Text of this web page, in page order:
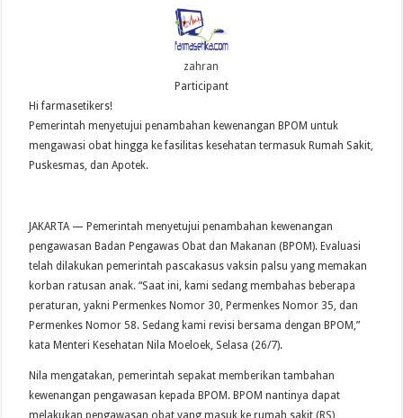
zahran
Participant
Hi farmasetikers!
Pemerintah menyetujui penambahan kewenangan BPOM untuk
mengawasi obat hingga ke fasilitas kesehatan termasuk Rumah Sakit,
Puskesmas, dan Apotek.
JAKARTA — Pemerintah menyetujui penambahan kewenangan
pengawasan Badan Pengawas Obat dan Makanan (BPOM). Evaluasi
telah dilakukan pemerintah pascakasus vaksin palsu yang memakan
korban ratusan anak. “Saat ini, kami sedang membahas beberapa
peraturan, yakni Permenkes Nomor 30, Permenkes Nomor 35, dan
Permenkes Nomor 58. Sedang kami revisi bersama dengan BPOM,”
kata Menteri Kesehatan Nila Moeloek, Selasa (26/7).
Nila mengatakan, pemerintah sepakat memberikan tambahan
kewenangan pengawasan kepada BPOM. BPOM nantinya dapat